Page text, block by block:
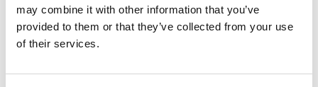
may combine it with other information that you’ve
provided to them or that they’ve collected from your use
of their services.
Was this helpful?
Tweet